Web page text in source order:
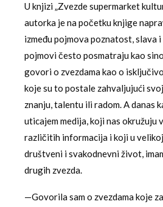
U knjizi „Zvezde supermarket
autorka je na početku knjige
između pojmova poznatost, slava
pojmovi često posmatraju kao
govori o zvezdama kao o
koje su to postale zahvaljujući
znanju, talentu ili radom. A danas
uticajem medija, koji nas okružuju
različitih informacija i koji u
društveni i svakodnevni život,
drugih zvezda.
—Govorila sam o zvezdama koje